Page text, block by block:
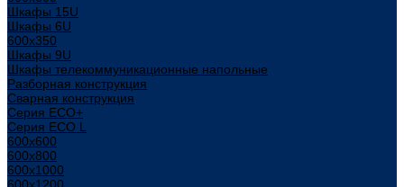
Шкафы 15U
Шкафы 6U
600x350
Шкафы 9U
Шкафы телекоммуникационные напольные
Разборная конструкция
Сварная конструкция
Серия ECO+
Серия ECO L
600x600
600x800
600х1000